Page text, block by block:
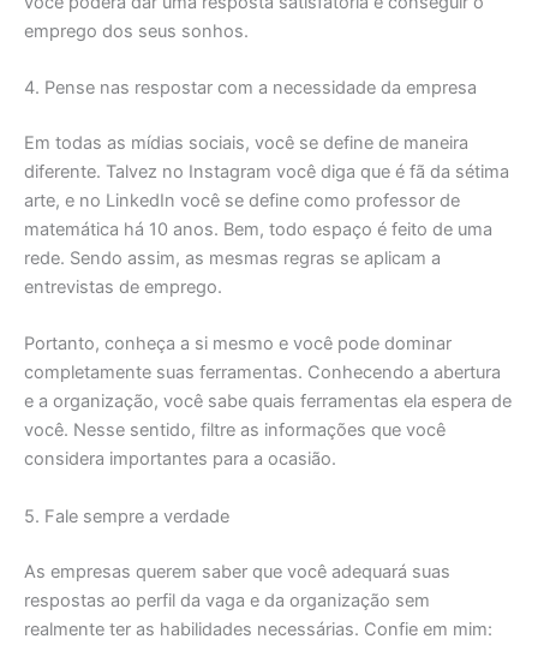
emprego dos seus sonhos.
4. Pense nas respostar com a necessidade da empresa
Em todas as mídias sociais, você se define de maneira
diferente. Talvez no Instagram você diga que é fã da sétima
arte, e no LinkedIn você se define como professor de
matemática há 10 anos. Bem, todo espaço é feito de uma
rede. Sendo assim, as mesmas regras se aplicam a
entrevistas de emprego.
Portanto, conheça a si mesmo e você pode dominar
completamente suas ferramentas. Conhecendo a abertura
e a organização, você sabe quais ferramentas ela espera de
você. Nesse sentido, filtre as informações que você
considera importantes para a ocasião.
5. Fale sempre a verdade
As empresas querem saber que você adequará suas
respostas ao perfil da vaga e da organização sem
realmente ter as habilidades necessárias. Confie em mim: